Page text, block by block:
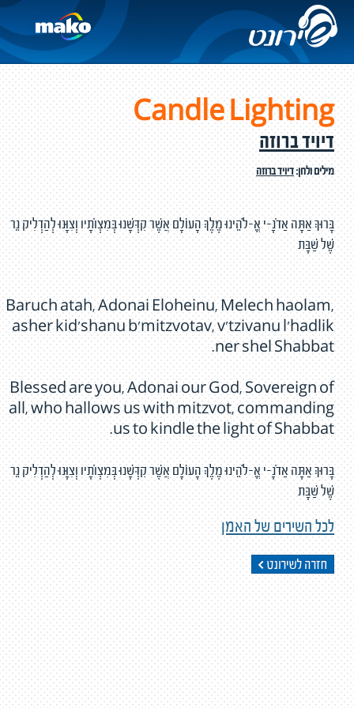
Candle Lighting
דיויד ברוזה
מילים ולחן:דיויד ברוזה
בָּרוּךְ אַתָּה אַדֹנָ-י אֱ-לֹהֵינוּ מֶלֶךְ הָעוֹלָם אֲשֶׁר קִדְּשָׁנוּ בְּמִצְוֹתָיו וְצִוָּנוּ לְהַדְלִיק נֵר
שֶׁל שַׁבָּת
Baruch atah, Adonai Eloheinu, Melech haolam,
asher kid'shanu b'mitzvotav, v'tzivanu l'hadlik
ner shel Shabbat.
Blessed are you, Adonai our God, Sovereign of
all, who hallows us with mitzvot, commanding
us to kindle the light of Shabbat.
בָּרוּךְ אַתָּה אַדֹנָ-י אֱ-לֹהֵינוּ מֶלֶךְ הָעוֹלָם אֲשֶׁר קִדְּשָׁנוּ בְּמִצְוֹתָיו וְצִוָּנוּ לְהַדְלִיק נֵר
שֶׁל שַׁבָּת
לכל השירים של האמן